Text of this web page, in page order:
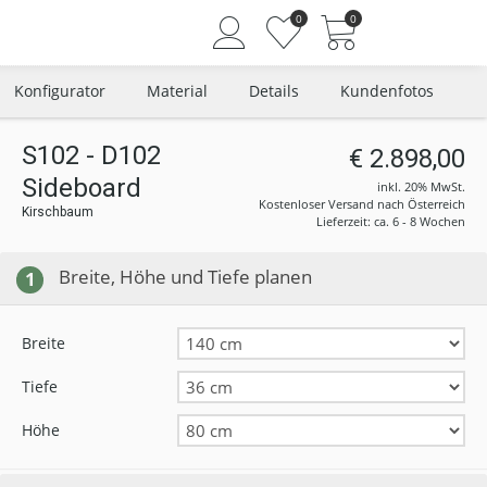
Angemeldet bleiben
Passwort vergessen?
0 0
Konfigurator Material Details Kundenfotos
S102 - D102
Sideboard
Kirschbaum
€ 2.898,00
inkl. 20% MwSt.
Kostenloser Versand nach Österreich
Lieferzeit: ca. 6 - 8 Wochen
1 Breite, Höhe und Tiefe planen
Breite
Tiefe
Höhe